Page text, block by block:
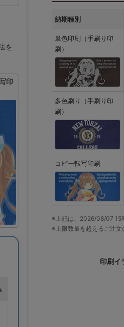
を
印
納期種別
単色印刷（手刷り印
刷）
多色刷り（手刷り印
刷）
コピー転写印刷
※上記は、2026/08/07 15
※上限数量を超えるご注文
印刷イ